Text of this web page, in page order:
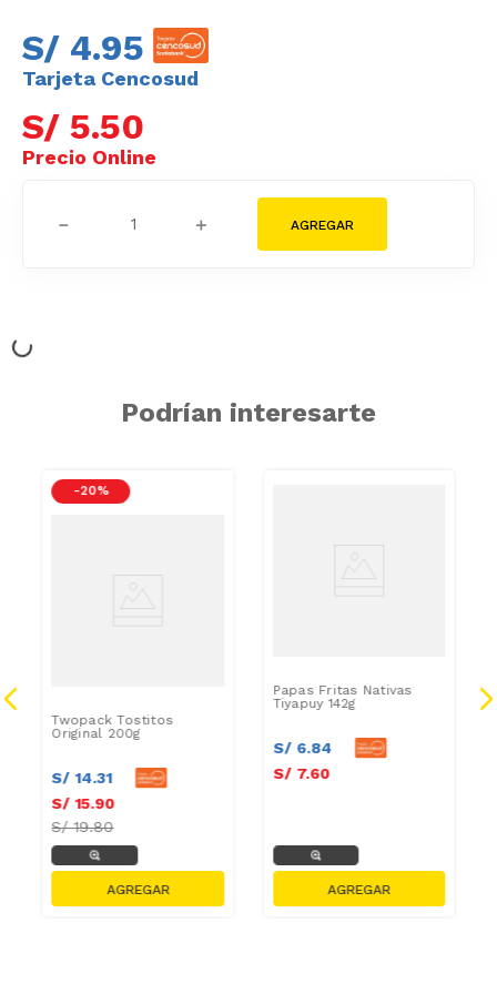
Tarjeta Cencosud
S/ 4.95
S/ 5.50
＋
－
Podrían interesarte
-20 %
Twopack Tostitos
Original 200g
S/ 14.31
S/ 15.90
S/19.80
Papas Fritas Nativas
Tiyapuy 142g
S/ 6.84
S/ 7.60